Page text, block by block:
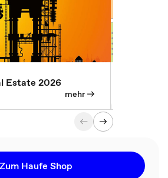
Estate 2026
mehr
Zum Haufe Shop